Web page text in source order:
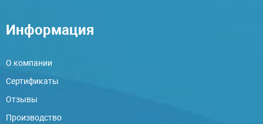
Информация
О компании
Сертификаты
Отзывы
Производство